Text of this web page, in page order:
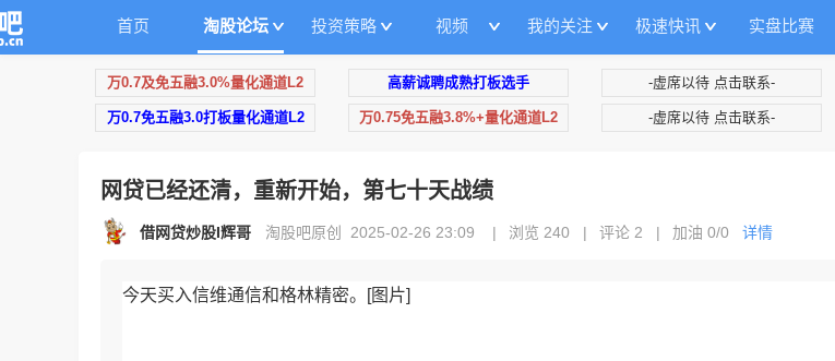
首页 淘股论坛 投资策略 视频 我的关注 极速快讯 实盘比赛
万0.7及免五融3.0%量化通道L2 高薪诚聘成熟打板选手 -虚席以待 点击联系-
万0.7免五融3.0打板量化通道L2 万0.75免五融3.8%+量化通道L2 -虚席以待 点击联系-
网贷已经还清，重新开始，第七十天战绩
借网贷炒股I辉哥 淘股吧原创 2025-02-26 23:09 | 浏览 240 | 评论 2 | 加油 0/0 详情
今天买入信维通信和格林精密。[图片]